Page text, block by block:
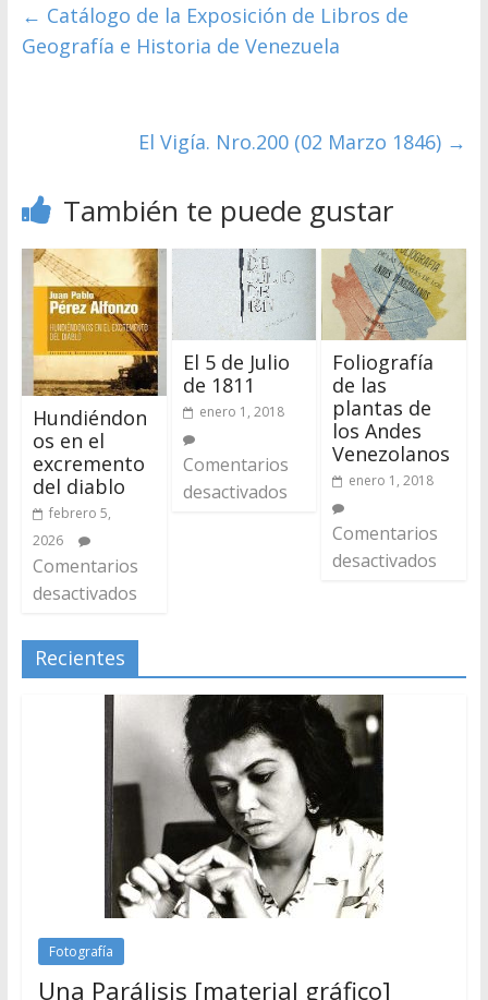
← Catálogo de la Exposición de Libros de
Geografía e Historia de Venezuela
El Vigía. Nro.200 (02 Marzo 1846) →
También te puede gustar
Hundiéndon
os en el
excremento
del diablo
febrero 5,
2026
Comentarios
desactivados
El 5 de Julio
de 1811
enero 1, 2018
Comentarios
desactivados
Foliografía
de las
plantas de
los Andes
Venezolanos
enero 1, 2018
Comentarios
desactivados
Recientes
Fotografía
Una Parálisis [material gráfico]